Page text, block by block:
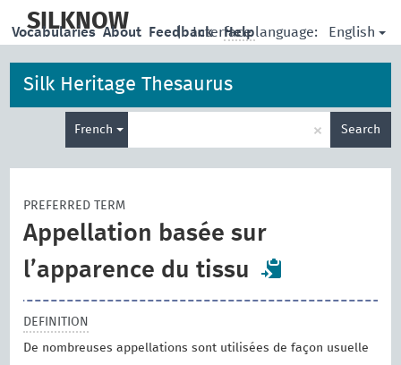
main
SILKNOW | Interface language: English
Vocabularies About Feedback Help
Silk Heritage Thesaurus
French × Search
PREFERRED TERM
Appellation basée sur
l’apparence du tissu
DEFINITION
De nombreuses appellations sont utilisées de façon usuelle